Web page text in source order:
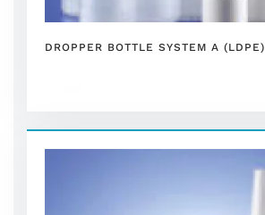
DROPPER BOTTLE SYSTEM A (LDPE)